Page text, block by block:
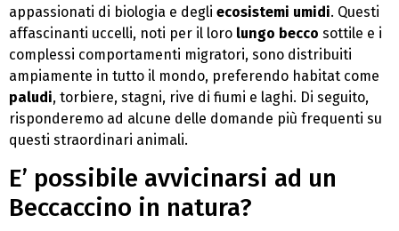
appassionati di biologia e degli ecosistemi umidi. Questi
affascinanti uccelli, noti per il loro lungo becco sottile e i
complessi comportamenti migratori, sono distribuiti
ampiamente in tutto il mondo, preferendo habitat come
paludi, torbiere, stagni, rive di fiumi e laghi. Di seguito,
risponderemo ad alcune delle domande più frequenti su
questi straordinari animali.
E’ possibile avvicinarsi ad un
Beccaccino in natura?